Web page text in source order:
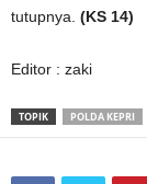
tutupnya. (KS 14)
Editor : zaki
TOPIK POLDA KEPRI